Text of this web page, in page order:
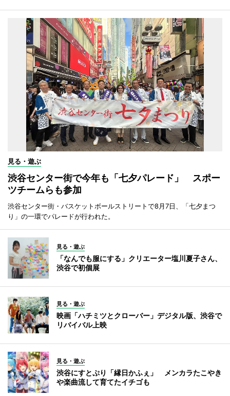
見る・遊ぶ
渋谷センター街で今年も「七夕パレード」 スポー
ツチームらも参加
渋谷センター街・バスケットボールストリートで8月7日、「七夕まつ
り」の一環でパレードが行われた。
見る・遊ぶ
「なんでも服にする」クリエーター塩川夏子さん、
渋谷で初個展
見る・遊ぶ
映画「ハチミツとクローバー」デジタル版、渋谷で
リバイバル上映
見る・遊ぶ
渋谷にすとぷり「縁日かふぇ」 メンカラたこやき
や楽曲流して育てたイチゴも